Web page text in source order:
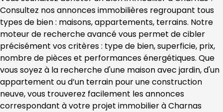
Consultez nos annonces immobilières regroupant tous
types de bien : maisons, appartements, terrains. Notre
moteur de recherche avancé vous permet de cibler
précisément vos critères : type de bien, superficie, prix,
nombre de pièces et performances énergétiques. Que
vous soyez à la recherche d'une maison avec jardin, d'un
appartement ou d’un terrain pour une construction
neuve, vous trouverez facilement les annonces
correspondant à votre projet immobilier à Charnas